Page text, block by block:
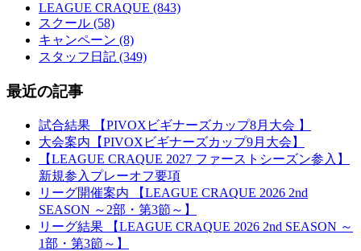
LEAGUE CRAQUE (843)
スクール (58)
キャンペーン (8)
スタッフ日記 (349)
最近の記事
試合結果 【PIVOXビギナーズカップ8月大会 】
大会案内【PIVOXビギナーズカップ9月大会】
【LEAGUE CRAQUE 2027 ファーストシーズン参入】
新規参入プレーオフ要項
リーグ開催案内 【LEAGUE CRAQUE 2026 2nd
SEASON ～2部・第3節～】
リーグ結果 【LEAGUE CRAQUE 2026 2nd SEASON ～
1部・第3節～】